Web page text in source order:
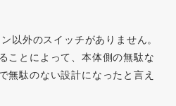
以外のスイッチがありません。
ことによって、本体側の無駄な
無駄のない設計になったと言え